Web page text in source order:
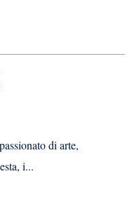
di arte,
i...